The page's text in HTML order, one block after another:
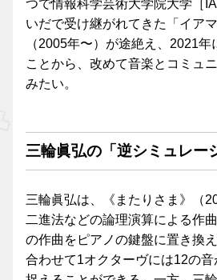
つで情報科学芸術大学院大学［
いだで受け継がれてきた「イア
（2005年〜）が途絶え、2021
ことから、改めて音楽とコミュ
みたい。
三輪眞弘の「逆シミュレー
三輪眞弘は、《またりさま》（
二進法などの論理演算による作
の作曲をピアノの鍵盤に置き換
合わせて1オクターヴには12の音